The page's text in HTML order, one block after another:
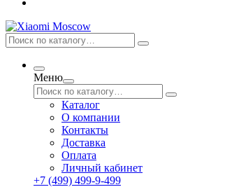
Меню
Каталог
О компании
Контакты
Доставка
Оплата
Личный кабинет
+7 (499) 499-9-499